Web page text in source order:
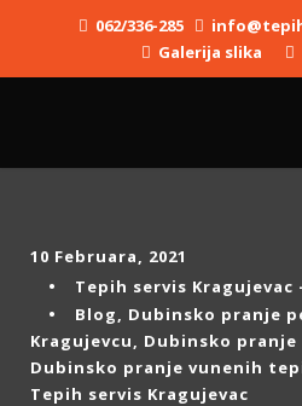
062/336-285
Galerija slika
10 Februara, 2021
•
Tepih servis Kragujevac
•
Blog, Dubinsko pranje
Kragujevcu, Dubinsko
Dubinsko pranje vunenih
Tepih servis Kragujevac